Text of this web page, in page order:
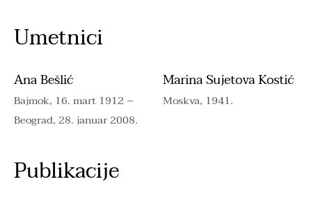
Umetnici
Ana Bešlić
Bajmok, 16. mart 1912 –
Beograd, 28. januar 2008.
Marina Sujetova Kostić
Moskva, 1941.
Publikacije